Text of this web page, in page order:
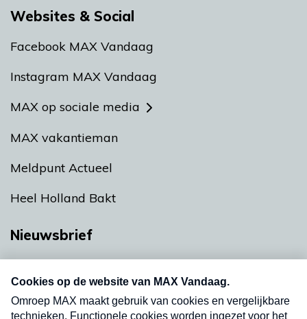
Websites & Social
Facebook MAX Vandaag
Instagram MAX Vandaag
MAX op sociale media
MAX vakantieman
Meldpunt Actueel
Heel Holland Bakt
Nieuwsbrief
nieuwsbrief. Elke vrijdag- en dinsdagochtend in
uw mailbox.